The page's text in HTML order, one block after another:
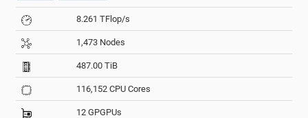
8.261 TFlop/s
1,473 Nodes
487.00 TiB
116,152 CPU Cores
12 GPGPUs